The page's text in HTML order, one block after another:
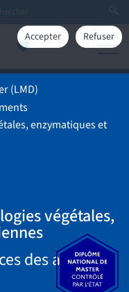
Accepter Refuser
(LMD)
enzymatiques et
végétales,
des aliments